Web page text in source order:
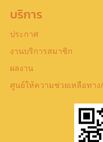
บริการ
ประกาศ
งานบริการสมาชิก
ผลงาน
ศูนย์ให้ความช่วยเหลือทา